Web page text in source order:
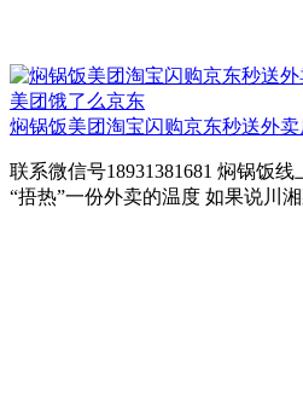
美团饿了么京东
焖锅饭美团淘宝闪购京东秒送外
联系微信号18931381681 焖锅饭
“捂热”一份外卖的温度 如果说川